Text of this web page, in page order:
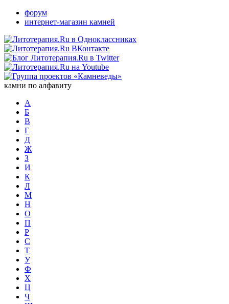
форум
интернет-магазин камней
камни по алфавиту
А
Б
В
Г
Д
Ж
З
И
К
Л
М
Н
О
П
Р
С
Т
У
Ф
Х
Ц
Ч